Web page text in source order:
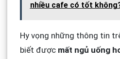
nhiều cafe có tốt
Hy vọng những thông tin
biết được mất ngủ uống